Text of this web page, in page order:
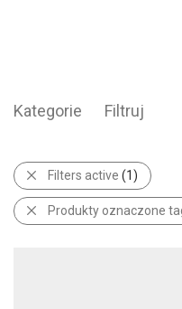
Kategorie Filtruj
Filters active (1)
Produkty oznaczone